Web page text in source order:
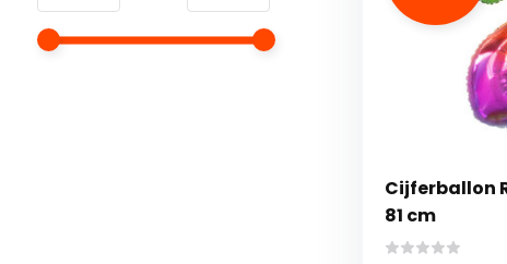
Cijferballon Rainbow Cijfer 2 -
81 cm